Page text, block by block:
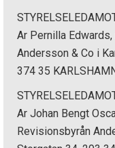
Ar Pernilla
Andersson & Co i
374 35
Ar Johan Bengt
Revisionsbyrån